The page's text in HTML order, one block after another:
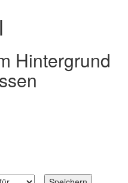
Hintergrund